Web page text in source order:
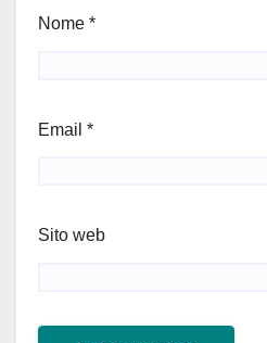
Nome *
Email *
Sito web